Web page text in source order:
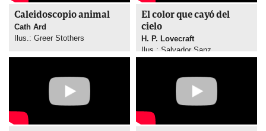
Caleidoscopio animal
Cath Ard
Ilus.: Greer Stothers
El color que cayó del
cielo
H. P. Lovecraft
Ilus.: Salvador Sanz